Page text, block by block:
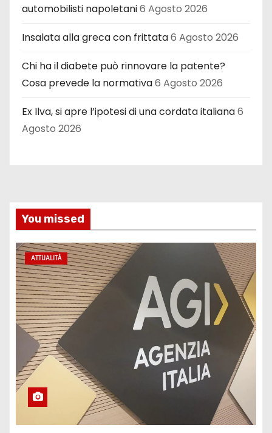
automobilisti napoletani6 Agosto 2026
Insalata alla greca con frittata6 Agosto 2026
Chi ha il diabete può rinnovare la patente?
Cosa prevede la normativa6 Agosto 2026
Ex Ilva, si apre l’ipotesi di una cordata italiana6
Agosto 2026
You missed
ATTUALITÀ